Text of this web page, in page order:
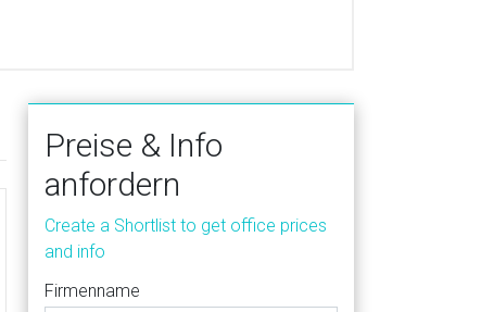
Preise & Info
anfordern
Create a Shortlist to get office prices
and info
Firmenname